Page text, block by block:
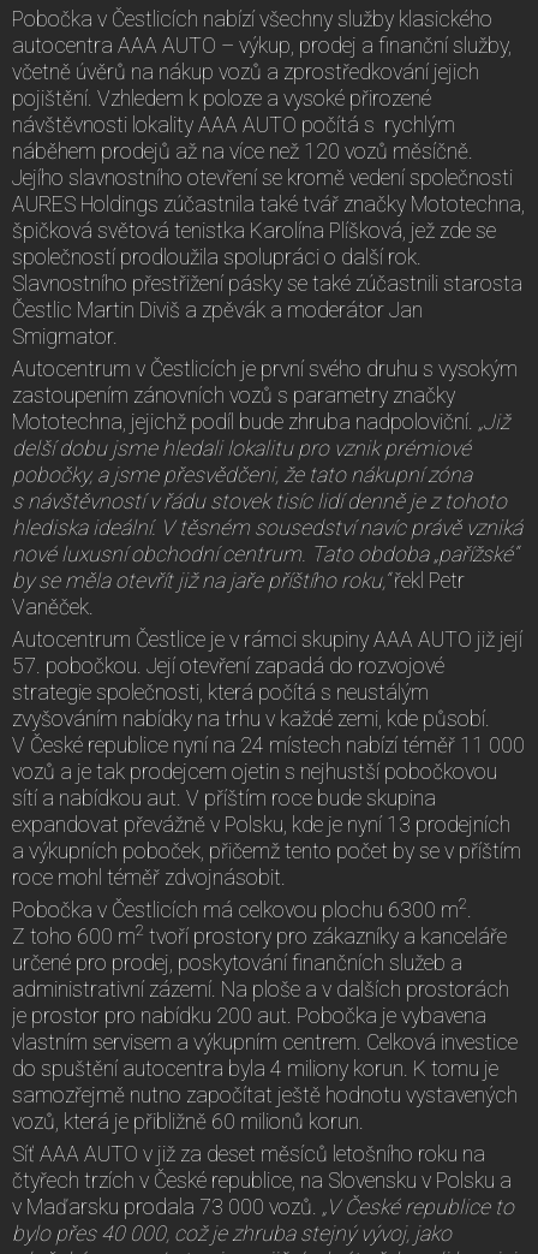
Pobočka v Čestlicích nabízí všechny služby klasického
autocentra AAA AUTO – výkup, prodej a finanční služby,
včetně úvěrů na nákup vozů a zprostředkování jejich
pojištění. Vzhledem k poloze a vysoké přirozené
návštěvnosti lokality AAA AUTO počítá s rychlým
náběhem prodejů až na více než 120 vozů měsíčně.
Jejího slavnostního otevření se kromě vedení společnosti
AURES Holdings zúčastnila také tvář značky Mototechna,
špičková světová tenistka Karolína Plíšková, jež zde se
společností prodloužila spolupráci o další rok.
Slavnostního přestřižení pásky se také zúčastnili starosta
Čestlic Martin Diviš a zpěvák a moderátor Jan
Smigmator.
Autocentrum v Čestlicích je první svého druhu s vysokým
zastoupením zánovních vozů s parametry značky
Mototechna, jejichž podíl bude zhruba nadpoloviční. „Již
delší dobu jsme hledali lokalitu pro vznik prémiové
pobočky, a jsme přesvědčeni, že tato nákupní zóna
s návštěvností v řádu stovek tisíc lidí denně je z tohoto
hlediska ideální. V těsném sousedství navíc právě vzniká
nové luxusní obchodní centrum. Tato obdoba „pařížské“
by se měla otevřít již na jaře příštího roku,“řekl Petr
Vaněček.
Autocentrum Čestlice je v rámci skupiny AAA AUTO již její
57. pobočkou. Její otevření zapadá do rozvojové
strategie společnosti, která počítá s neustálým
zvyšováním nabídky na trhu v každé zemi, kde působí.
V České republice nyní na 24 místech nabízí téměř 11 000
vozů a je tak prodejcem ojetin s nejhustší pobočkovou
sítí a nabídkou aut. V příštím roce bude skupina
expandovat převážně v Polsku, kde je nyní 13 prodejních
a výkupních poboček, přičemž tento počet by se v příštím
roce mohl téměř zdvojnásobit.
Pobočka v Čestlicích má celkovou plochu 6300 m2
Z toho 600 m2 tvoří prostory pro zákazníky a kanceláře
určené pro prodej, poskytování finančních služeb a
administrativní zázemí. Na ploše a v dalších prostorách
je prostor pro nabídku 200 aut. Pobočka je vybavena
vlastním servisem a výkupním centrem. Celková investice
do spuštění autocentra byla 4 miliony korun. K tomu je
samozřejmě nutno započítat ještě hodnotu vystavených
vozů, která je přibližně 60 milionů korun.
Síť AAA AUTO v již za deset měsíců letošního roku na
čtyřech trzích v České republice, na Slovensku v Polsku a
v Maďarsku prodala 73 000 vozů. „V České republice to
bylo přes 40 000, což je zhruba stejný vývoj, jako